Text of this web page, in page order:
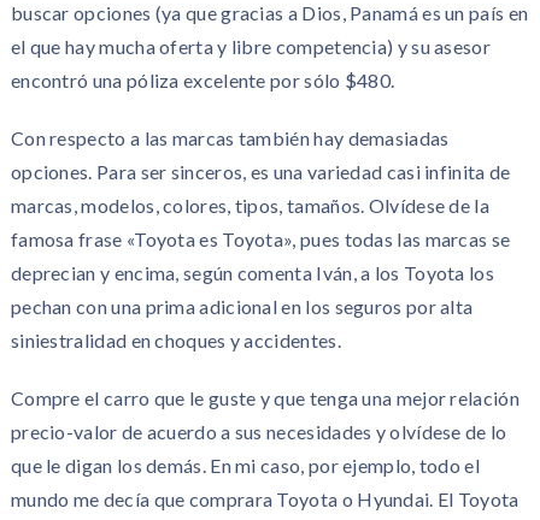
buscar opciones (ya que gracias a Dios, Panamá es un país en
el que hay mucha oferta y libre competencia) y su asesor
encontró una póliza excelente por sólo $480.
Con respecto a las marcas también hay demasiadas
opciones. Para ser sinceros, es una variedad casi infinita de
marcas, modelos, colores, tipos, tamaños. Olvídese de la
famosa frase «Toyota es Toyota», pues todas las marcas se
deprecian y encima, según comenta Iván, a los Toyota los
pechan con una prima adicional en los seguros por alta
siniestralidad en choques y accidentes.
Compre el carro que le guste y que tenga una mejor relación
precio-valor de acuerdo a sus necesidades y olvídese de lo
que le digan los demás. En mi caso, por ejemplo, todo el
mundo me decía que comprara Toyota o Hyundai. El Toyota